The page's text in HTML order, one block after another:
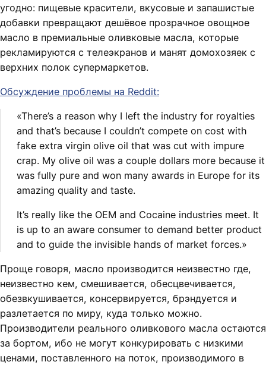
угодно: пищевые красители, вкусовые и запашистые
добавки превращают дешёвое прозрачное овощное
масло в премиальные оливковые масла, которые
рекламируются с телеэкранов и манят домохозяек с
верхних полок супермаркетов.
Обсуждение проблемы на Reddit:
«There’s a reason why I left the industry for royalties
and that’s because I couldn’t compete on cost with
fake extra virgin olive oil that was cut with impure
crap. My olive oil was a couple dollars more because it
was fully pure and won many awards in Europe for its
amazing quality and taste.
It’s really like the OEM and Cocaine industries meet. It
is up to an aware consumer to demand better product
and to guide the invisible hands of market forces.»
Проще говоря, масло производится неизвестно где,
неизвестно кем, смешивается, обесцвечивается,
обезвкушивается, консервируется, брэндуется и
разлетается по миру, куда только можно.
Производители реального оливкового масла остаются
за бортом, ибо не могут конкурировать с низкими
ценами, поставленного на поток, производимого в